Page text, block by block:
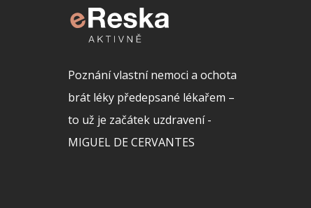
Poznání vlastní nemoci a ochota
brát léky předepsané lékařem –
to už je začátek uzdravení -
MIGUEL DE CERVANTES